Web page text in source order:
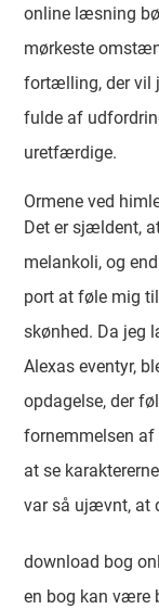
online læsning
mørkeste
fortælling, der vil
fulde af
uretfærdige.
Ormene ved
Det er sjældent,
melankoli, og
port at føle mig
skønhed. Da jeg
Alexas eventyr,
opdagelse, der
fornemmelsen
at se
var så ujævnt, at
download bog
en bog kan være